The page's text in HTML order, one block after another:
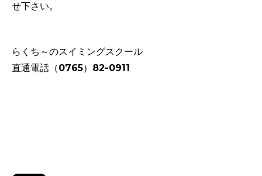
せ下さい。
らくち～のスイミングスクール
直通電話（0765）82-0911